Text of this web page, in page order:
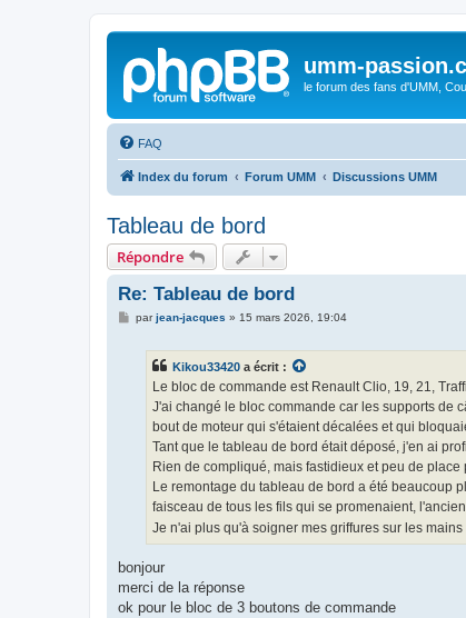
umm-
le forum des fans d'UMM,
FAQ
Index du forum Forum UMM Discussions UMM
Tableau de bord
Répondre
Re: Tableau de bord
Mparjean-jacques » 15 mars 2026, 19:04
Kikou33420 a écrit :
Le bloc de commande est Renault Clio, 19, 21,
J'ai changé le bloc commande car les supports de
bout de moteur qui s'étaient décalées et qui
Tant que le tableau de bord était déposé, j'en ai
Rien de compliqué, mais fastidieux et peu de
Le remontage du tableau de bord a été beaucoup
faisceau de tous les fils qui se promenaient,
Je n'ai plus qu'à soigner mes griffures sur les mains
bonjour
merci de la réponse
ok pour le bloc de 3 boutons de commande